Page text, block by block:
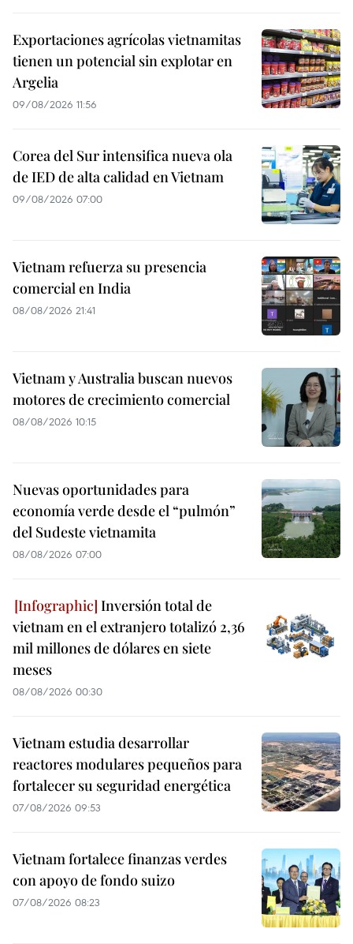
Exportaciones agrícolas vietnamitas
tienen un potencial sin explotar en
Argelia
09/08/2026 11:56
Corea del Sur intensifica nueva ola
de IED de alta calidad en Vietnam
09/08/2026 07:00
Vietnam refuerza su presencia
comercial en India
08/08/2026 21:41
Vietnam y Australia buscan nuevos
motores de crecimiento comercial
08/08/2026 10:15
Nuevas oportunidades para
economía verde desde el “pulmón”
del Sudeste vietnamita
08/08/2026 07:00
Inversión total de
vietnam en el extranjero totalizó 2,36
mil millones de dólares en siete
meses
08/08/2026 00:30
Vietnam estudia desarrollar
reactores modulares pequeños para
fortalecer su seguridad energética
07/08/2026 09:53
Vietnam fortalece finanzas verdes
con apoyo de fondo suizo
07/08/2026 08:23